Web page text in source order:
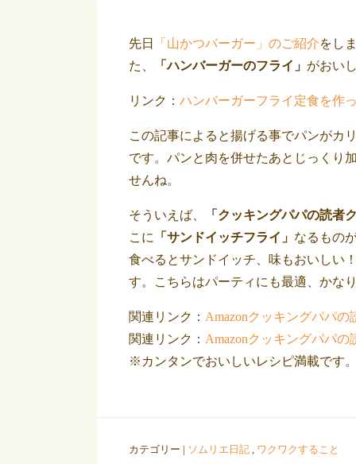
先日 「山かつバーガー」のご紹介をし
た、
「ハンバーガーのフライ」 がおい
リンク： ハンバーガーフライ定食を作
この記事によると揚げる事でパンがカ
です。パンと肉を併せたあとじっくり
せんね。
そういえば、 「クッキングパパの読者
こに
「サンドイッチフライ」 なるもの
食べるとサンドイッチ、味もおいしい
す。こちらはパーティにも最適、かな
関連リンク： Amazonクッキングパパ
関連リンク： Amazonクッキングパパ
※カンタンでおいしいレシピ満載です
カテゴリー | ソムリエ日記 , ワクワクすること